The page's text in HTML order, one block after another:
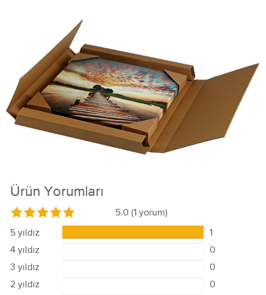
Ürün Yorumları
5.0 (1 yorum)
5 yıldız
1
4 yıldız
0
3 yıldız
0
2 yıldız
0